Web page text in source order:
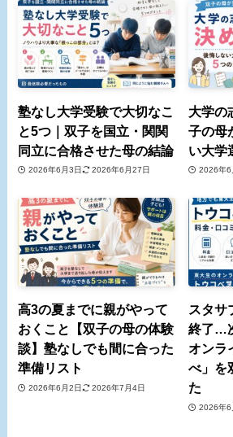
塾なし大学受験で大切なこ
と5つ｜双子を国立・関関
同立に合格させた母の結論
2026年6月3日 2026年6月27日
大学の
子の母
い大学
2026年6
高3の夏までに親がやって
おくこと【双子の母の体験
談】塾なしでも間に合った
準備リスト
2026年6月2日 2026年7月4日
スタサ
終了…
オンラ
べ」を
た
2026年6